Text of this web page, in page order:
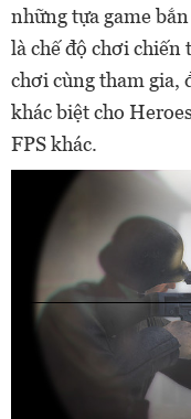
những tựa game
là chế độ chơi chiến
chơi cùng tham gia,
khác biệt cho
FPS khác.